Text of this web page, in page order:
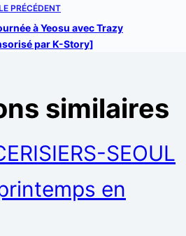
PRÉCÉDENT
à Yeosu avec Trazy
par K-Story]
similaires